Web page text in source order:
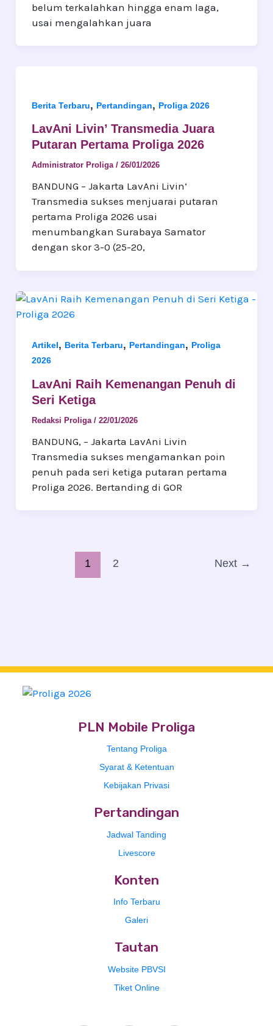
belum terkalahkan hingga enam laga,
usai mengalahkan juara
Berita Terbaru, Pertandingan, Proliga 2026
LavAni Livin’ Transmedia Juara
Putaran Pertama Proliga 2026
Administrator Proliga / 26/01/2026
BANDUNG – Jakarta LavAni Livin’
Transmedia sukses menjuarai putaran
pertama Proliga 2026 usai
menumbangkan Surabaya Samator
dengan skor 3-0 (25-20,
Artikel, Berita Terbaru, Pertandingan, Proliga
2026
LavAni Raih Kemenangan Penuh di
Seri Ketiga
Redaksi Proliga / 22/01/2026
BANDUNG, – Jakarta LavAni Livin
Transmedia sukses mengamankan poin
penuh pada seri ketiga putaran pertama
Proliga 2026. Bertanding di GOR
1 2 Next →
PLN Mobile Proliga
Tentang Proliga
Syarat & Ketentuan
Kebijakan Privasi
Pertandingan
Jadwal Tanding
Livescore
Konten
Info Terbaru
Galeri
Tautan
Website PBVSI
Tiket Online